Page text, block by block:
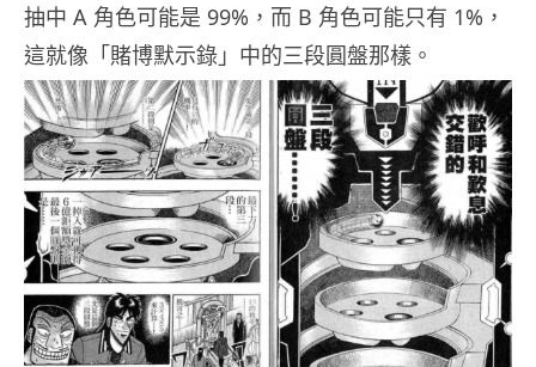
抽中 A 角色可能是 99%，而 B 角色可能只有 1%，
這就像「賭博默示錄」中的三段圓盤那樣。